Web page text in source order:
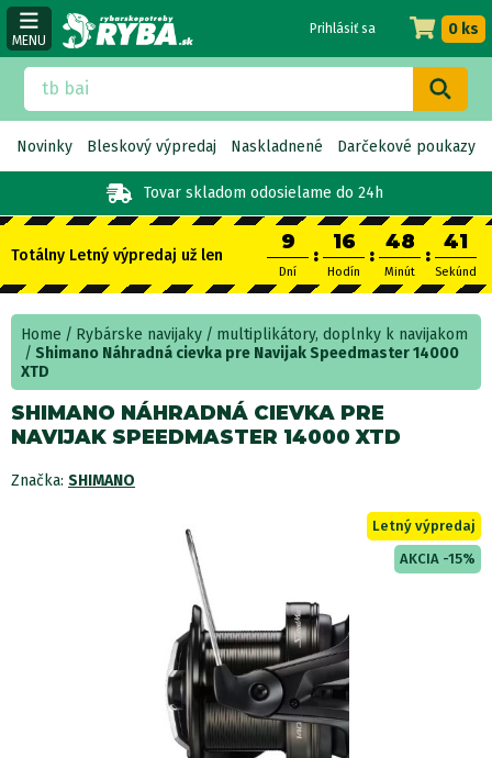
MENU
Tovar skladom odosielame do 24h
Prihlásiť sa 0 ks
Novinky Bleskový výpredaj Naskladnené Darčekové poukazy
Totálny Letný výpredaj už len
9
Dní
:
16
Hodín
:
48
Minút
:
41
Sekúnd
Home Rybárske navijaky
multiplikátory, doplnky k navijakom
Shimano Náhradná cievka pre Navijak Speedmaster 14000
XTD
SHIMANO NÁHRADNÁ CIEVKA PRE
NAVIJAK SPEEDMASTER 14000 XTD
Značka: SHIMANO
Letný výpredaj
AKCIA -15%